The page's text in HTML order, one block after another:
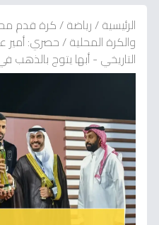
الرئيسية/رياضة/كرة قدم
والكرة المحلية/حصري:
التاريخي - أبها يتوج بالذهب